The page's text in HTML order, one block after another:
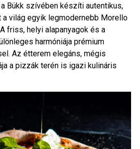
Bükk szívében készíti autentikus,
világ egyik legmodernebb Morello
friss, helyi alapanyagok és a
harmóniája prémium
Az étterem elegáns, mégis
a pizzák terén is igazi kulináris